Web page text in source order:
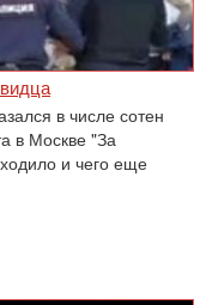
в числе сотен
в Москве "За
и чего еще